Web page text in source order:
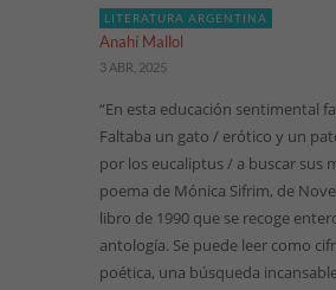
LITERATURA ARGENTINA
Anahí Mallol
3 ABR, 2025
“En esta educación sentimental
Faltaba un gato / erótico y un
por los eucaliptus / a buscar sus
poema de Mónica Sifrim, de
libro de 1990 que se recoge
antología. Se puede leer como
poética, una búsqueda